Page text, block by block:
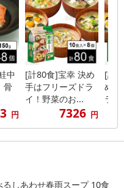
中
骨
円
[計80食]宝幸 決め
手はフリーズドラ
イ！野菜のお...
7326 円
[計
め手
ラ
しあわせ春雨スープ 10食